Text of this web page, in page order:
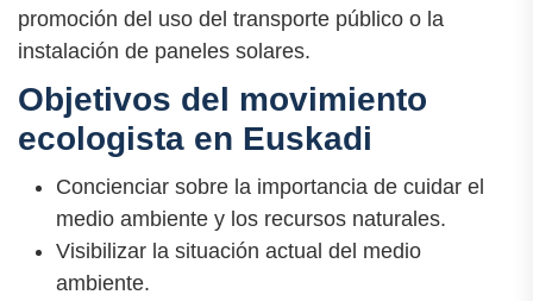
promoción del uso del transporte público o la
instalación de paneles solares.
Objetivos del movimiento
ecologista en Euskadi
Concienciar sobre la importancia de cuidar el
medio ambiente y los recursos naturales.
Visibilizar la situación actual del medio
ambiente.